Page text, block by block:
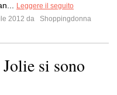
Leggere il seguito
2012 da
Shoppingdonna
si sono